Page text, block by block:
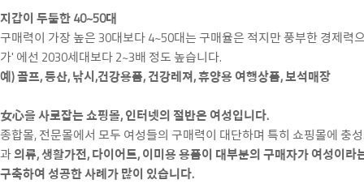
지갑이 두툼한 40~50대
구매력이 가장 높은 30대보다 4~50대는 구매율은 적지만 풍부한 경제력
가' 에선 2030세대보다 2~3배 정도 높습니다.
예) 골프, 등산, 낚시,건강용품, 건강레져, 휴양용 여행상품, 보석매장
女心을 사로잡는 쇼핑몰, 인터넷의 절반은 여성입니다.
종합몰, 전문몰에서 모두 여성들의 구매력이 대단하며 특히 쇼핑몰에 충
과의류, 생활가전, 다이어트, 이미용 용품이 대부분의 구매자가 여성이
구축하여 성공한 사례가 많이 있습니다.